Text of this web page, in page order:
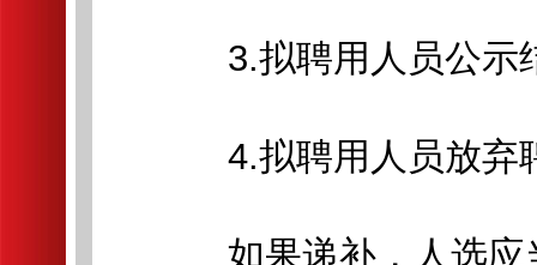
3.拟聘用人员公示
4.拟聘用人员放弃
如果递补，人选应